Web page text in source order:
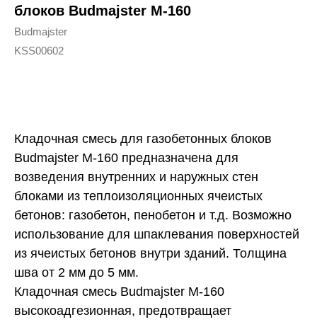
блоков Budmajster M-160
Budmajster
KSS00602
Кладочная смесь для газобетонных блоков
Budmajster M-160 предназначена для
возведения внутренних и наружных стен
блоками из теплоизоляционных ячеистых
бетонов: газобетон, пенобетон и т.д. Возможно
использование для шпаклевания поверхностей
из ячеистых бетонов внутри зданий. Толщина
шва от 2 мм до 5 мм.
Кладочная смесь Budmajster M-160
высокоадгезионная, предотвращает